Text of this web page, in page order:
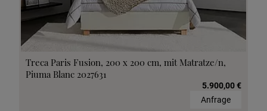
Treca Paris Fusion, 200 x 200 cm, mit Matratze/n,
Piuma Blanc 2027631
5.900,00 €
Anfrage